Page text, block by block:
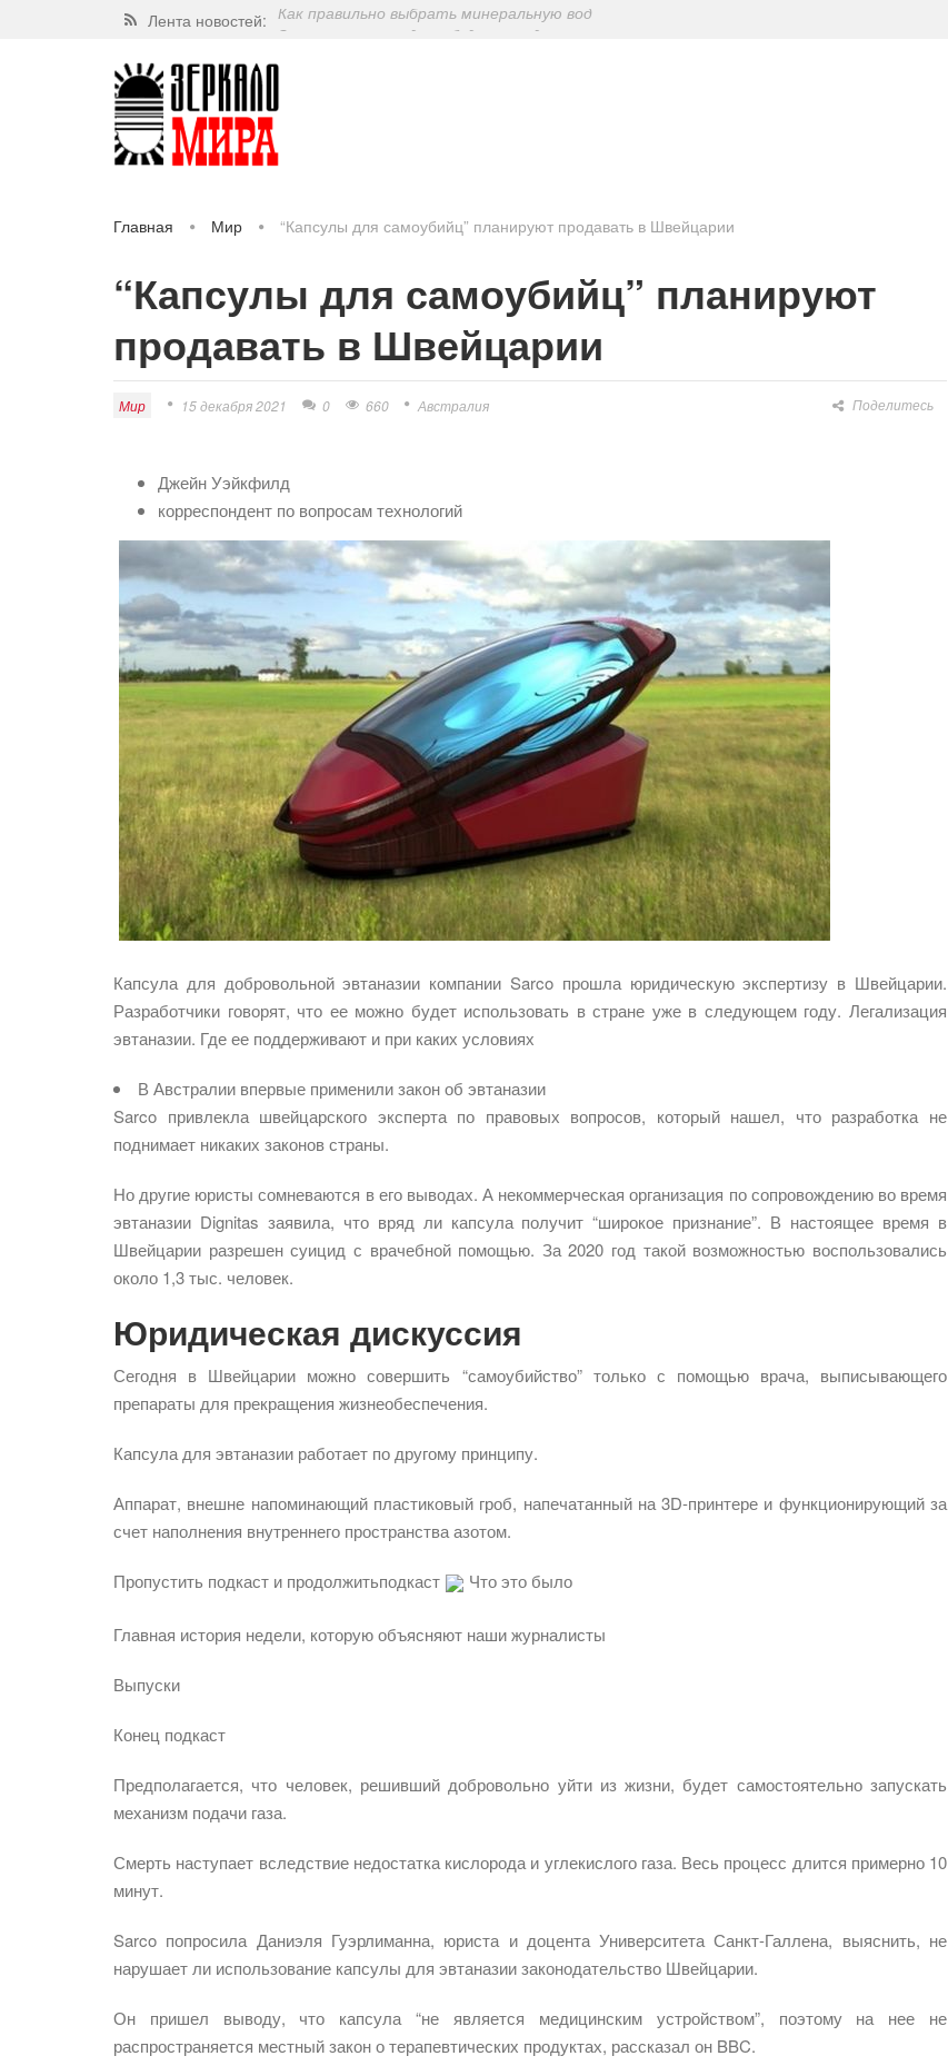
Лента новостей: Завершат ли когда-нибудь периодическу
Через 5 лет люди могут поселиться на Лу
Главная Мир “Капсулы для самоубийц” планируют продавать в Швейцарии
“Капсулы для самоубийц” планируют
продавать в Швейцарии
Мир 15 декабря 2021 0 660 Австралия Поделитесь
Джейн Уэйкфилд
корреспондент по вопросам технологий
Капсула для добровольной эвтаназии компании Sarco прошла юридическую экспертизу в Швейцарии.
Разработчики говорят, что ее можно будет использовать в стране уже в следующем году. Легализация
эвтаназии. Где ее поддерживают и при каких условиях
В Австралии впервые применили закон об эвтаназии
Sarco привлекла швейцарского эксперта по правовых вопросов, который нашел, что разработка не
поднимает никаких законов страны.
Но другие юристы сомневаются в его выводах. А некоммерческая организация по сопровождению во время
эвтаназии Dignitas заявила, что вряд ли капсула получит “широкое признание”. В настоящее время в
Швейцарии разрешен суицид с врачебной помощью. За 2020 год такой возможностью воспользовались
около 1,3 тыс. человек.
Юридическая дискуссия
Сегодня в Швейцарии можно совершить “самоубийство” только с помощью врача, выписывающего
препараты для прекращения жизнеобеспечения.
Капсула для эвтаназии работает по другому принципу.
Аппарат, внешне напоминающий пластиковый гроб, напечатанный на 3D-принтере и функционирующий за
счет наполнения внутреннего пространства азотом.
Пропустить подкаст и продолжитьподкаст Что это было
Главная история недели, которую объясняют наши журналисты
Выпуски
Конец подкаст
Предполагается, что человек, решивший добровольно уйти из жизни, будет самостоятельно запускать
механизм подачи газа.
Смерть наступает вследствие недостатка кислорода и углекислого газа. Весь процесс длится примерно 10
минут.
Sarco попросила Даниэля Гуэрлиманна, юриста и доцента Университета Санкт-Галлена, выяснить, не
нарушает ли использование капсулы для эвтаназии законодательство Швейцарии.
Он пришел выводу, что капсула “не является медицинским устройством”, поэтому на нее не
распространяется местный закон о терапевтических продуктах, рассказал он BBC.